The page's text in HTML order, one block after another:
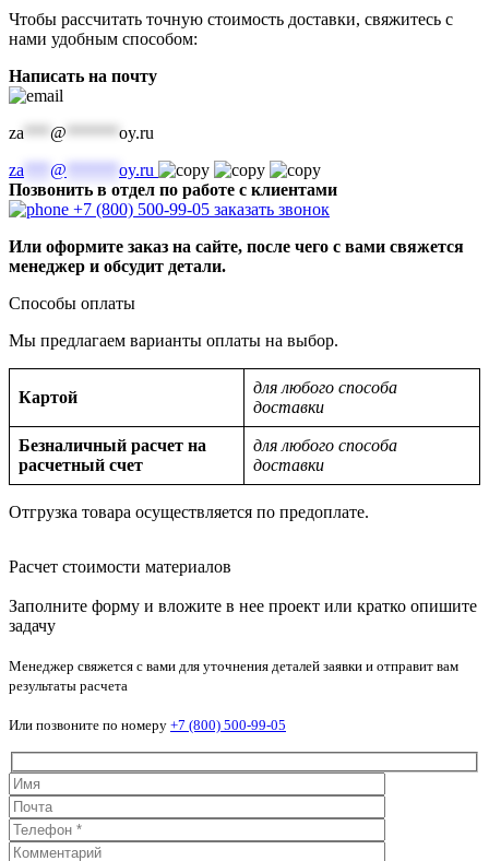
Чтобы рассчитать точную стоимость доставки, свяжитесь с
нами удобным способом:
Написать на почту
za @
oy.ru
za
@
oy.ru
Позвонить в отдел по работе с клиентами
+7 (800) 500-99-05 заказать звонок
Или оформите заказ на сайте, после чего с вами свяжется
менеджер и обсудит детали.
Способы оплаты
Мы предлагаем варианты оплаты на выбор.
Картой
для любого способа
доставки
Безналичный расчет на
расчетный счет
для любого способа
доставки
Отгрузка товара осуществляется по предоплате.
Расчет стоимости материалов
Заполните форму и вложите в нее проект или кратко опишите
задачу
Менеджер свяжется с вами для уточнения деталей заявки и отправит вам
результаты расчета
Или позвоните по номеру +7 (800) 500-99-05